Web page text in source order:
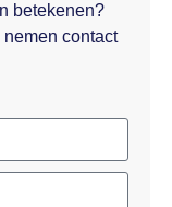
betekenen?
contact